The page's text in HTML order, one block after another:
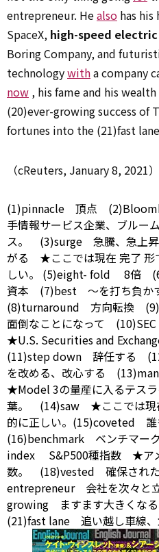
entrepreneur. Healso has his
SpaceX, high-speed
Boring Company, and
technologywitha company
now , his fame and his wealth
(20)ever-growing success of
fortunes into the (21)fast
（cReuters, January 8, 2021）
(1)pinnacle 頂点
手情報サービス企業、ブルー
ス。 (3)surge 急騰、急上
がる ★ここでは現在 完了 形
しい。 (5)eight- fold 8倍
資本 (7)best ～を打ち負か
(8)turnaround 方向転換
面倒なことになって
★U.S. Securities and
(11)step down 辞任する
を改める、改心する
★Model 3の量産に入るテス
葉。 (14)saw ★ここでは現
的に正しい。(15)coveted
(16)benchmark ベンチマーク
index S&P500種指数 ★ア
数。 (18)vested 確保され
entrepreneur 会社を次々と
growing ますます大きくなる
(21)fast lane 追い越し車線